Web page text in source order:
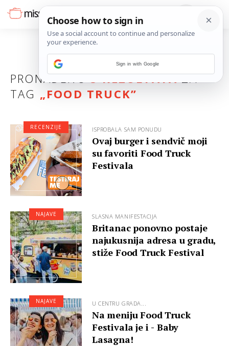
PRONAĐENO5 REZULTATAZA
TAG „FOOD TRUCK”
ISPROBALA SAM PONUDU
Ovaj burger i sendvič moji
su favoriti Food Truck
Festivala
RECENZIJE
SLASNA MANIFESTACIJA
Britanac ponovno postaje
najukusnija adresa u gradu,
stiže Food Truck Festival
NAJAVE
U CENTRU GRADA...
Na meniju Food Truck
Festivala je i - Baby
Lasagna!
NAJAVE
Sign in with Google